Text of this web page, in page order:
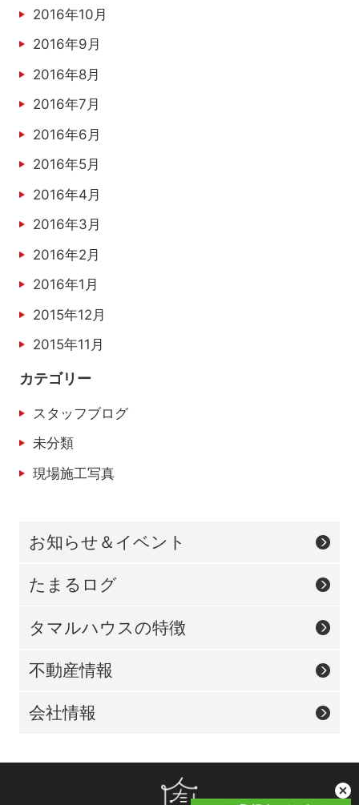
2016年10月
2016年9月
2016年8月
2016年7月
2016年6月
2016年5月
2016年4月
2016年3月
2016年2月
2016年1月
2015年12月
2015年11月
カテゴリー
スタッフブログ
未分類
現場施工写真
お知らせ＆イベント
たまるログ
タマルハウスの特徴
不動産情報
会社情報